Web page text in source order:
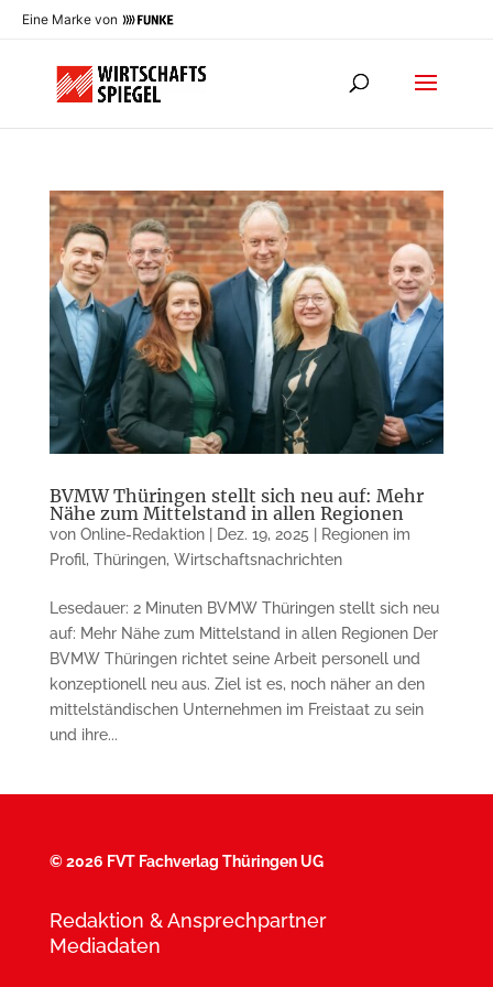
Eine Marke von
BVMW Thüringen stellt sich neu auf: Mehr
Nähe zum Mittelstand in allen Regionen
von Online-Redaktion| Dez. 19, 2025
Regionen im
Profil, Thüringen, Wirtschaftsnachrichten
Lesedauer: 2 Minuten BVMW Thüringen stellt sich neu
auf: Mehr Nähe zum Mittelstand in allen Regionen Der
BVMW Thüringen richtet seine Arbeit personell und
konzeptionell neu aus. Ziel ist es, noch näher an den
mittelständischen Unternehmen im Freistaat zu sein
und ihre...
©2026 FVT Fachverlag Thüringen UG
Redaktion & Ansprechpartner
Mediadaten